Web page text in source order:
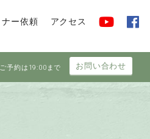
ナー依頼 アクセス
予約は19:00まで お問い合わせ